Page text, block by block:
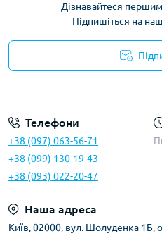
Дізнавайтеся
Підпишіться на
Телефони
+38 (097) 063-56-71
+38 (099) 130-19-43
+38 (093) 022-20-47
Наша адреса
Київ, 02000, вул. Шолуденка 1Б,